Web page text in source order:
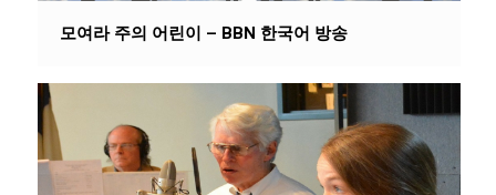
모여라 주의 어린이 – BBN 한국어 방송